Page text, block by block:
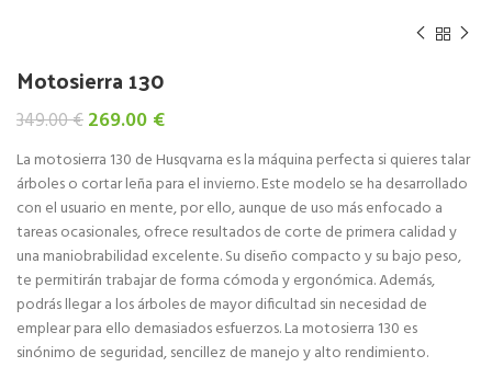
Motosierra 130
349.00€El
original
era:
349.00 €.
269.00 €El
actual
es:
269.00 €.
La motosierra 130 de Husqvarna es la máquina perfecta si quieres talar
árboles o cortar leña para el invierno. Este modelo se ha desarrollado
con el usuario en mente, por ello, aunque de uso más enfocado a
tareas ocasionales, ofrece resultados de corte de primera calidad y
una maniobrabilidad excelente. Su diseño compacto y su bajo peso,
te permitirán trabajar de forma cómoda y ergonómica. Además,
podrás llegar a los árboles de mayor dificultad sin necesidad de
emplear para ello demasiados esfuerzos. La motosierra 130 es
sinónimo de seguridad, sencillez de manejo y alto rendimiento.